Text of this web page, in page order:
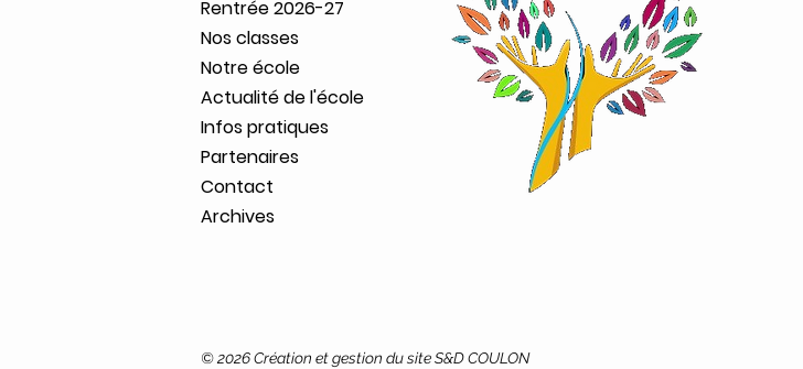
Rentrée 2026-27
Nos classes
Notre école
Actualité de l'école
Infos pratiques
Partenaires
Contact
Archives
© 2026 Création et gestion du site S&D COULON